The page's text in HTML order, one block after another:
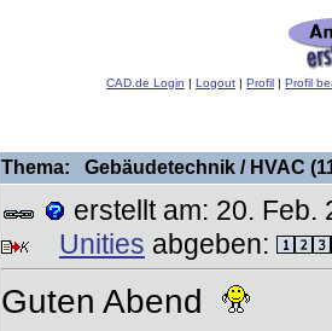
CAD.de Login | Logout | Profil | Profil
Thema: Gebäudetechnik / HVAC
erstellt am: 20.
Unities abgeben:
Guten Abend